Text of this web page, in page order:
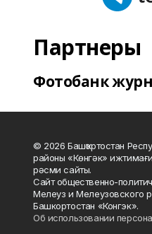
Партнеры
Фотобанк
© 2026 Башҡортостан
районы «Көнгәк»
рәсми сайты.
Сайт общественно-
Мелеуз и Мелеузовского
Башкортостан «Конгэк».
Об использовании